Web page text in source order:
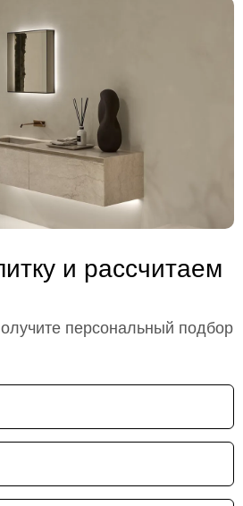
и рассчитаем
персональный подбор